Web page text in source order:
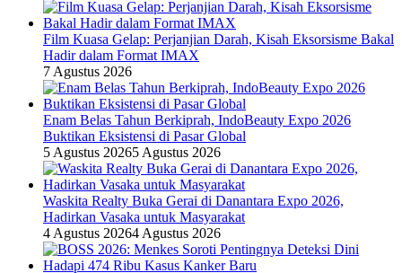
Film Kuasa Gelap: Perjanjian Darah, Kisah Eksorsisme Bakal
Hadir dalam Format IMAX
7 Agustus 2026
Enam Belas Tahun Berkiprah, IndoBeauty Expo 2026
Buktikan Eksistensi di Pasar Global
5 Agustus 20265 Agustus 2026
Waskita Realty Buka Gerai di Danantara Expo 2026,
Hadirkan Vasaka untuk Masyarakat
4 Agustus 20264 Agustus 2026